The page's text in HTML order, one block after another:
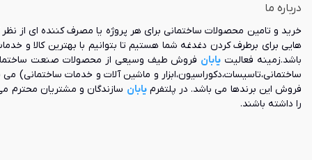
مجهز به یک
جنس بدنه از
دارای ایمنی
دارای درپوش
دارای میز
درباره ما
خرید و تامین محصولات ساختمانی برای هر پروژه یا مصرف کننده ای از نظر
هایی برای برطرف کردن دغدغه شما هستیم تا بتوانیم با بهترین کالا و
باشد.زمینه فعالیت یابان فروش طیف وسیعی از محصولات صنعت ساختمان
ساختمانی،تاسیسات،دکوراسیون،ابزار و ماشین آلات و خدمات ساختمانی)
فروش این برندها می باشد. در پلتفرمیابان سازندگان و مشتریان
را داشته باشند.